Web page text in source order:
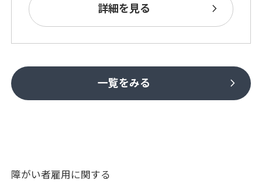
詳細を見る chevron_right
一覧をみる chevron_right
障がい者雇用に関する